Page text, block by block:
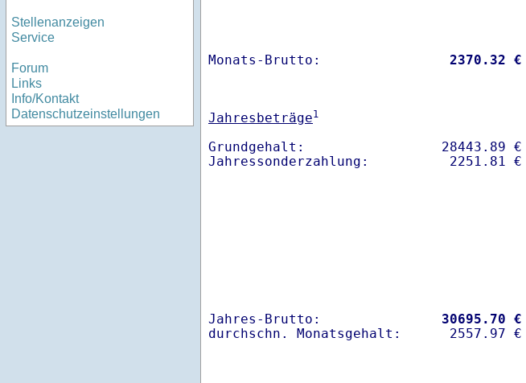
Stellenanzeigen
Service
Forum
Links
Info/Kontakt
Datenschutzeinstellungen
Monats-Brutto: 2370.32 €
Jahresbeträge1
Grundgehalt:                 28443.89 €
Jahres-Brutto: 30695.70 €